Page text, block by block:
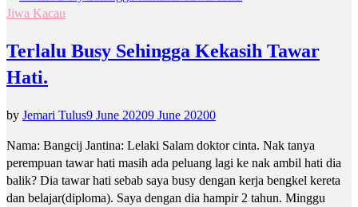
Jiwa Kacau
Terlalu Busy Sehingga Kekasih Tawar
Hati.
by Jemari Tulus9 June 20209 June 20200
Nama: Bangcij Jantina: Lelaki Salam doktor cinta. Nak tanya
perempuan tawar hati masih ada peluang lagi ke nak ambil hati dia
balik? Dia tawar hati sebab saya busy dengan kerja bengkel kereta
dan belajar(diploma). Saya dengan dia hampir 2 tahun. Minggu